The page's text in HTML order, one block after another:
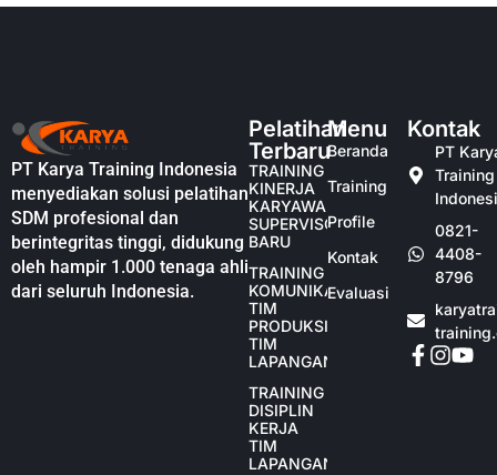
PT Karya Training Indonesia
menyediakan solusi pelatihan
SDM profesional dan
berintegritas tinggi, didukung
oleh hampir 1.000 tenaga ahli
dari seluruh Indonesia.
Pelatihan
Terbaru
TRAINING
KINERJA
KARYAWAN
SUPERVISOR
BARU
TRAINING
KOMUNIKASI
TIM
PRODUKSI
TIM
LAPANGAN
TRAINING
DISIPLIN
KERJA
TIM
LAPANGAN
Menu
Beranda
Training
Profile
Kontak
Evaluasi
Kontak
PT
Training
0821-
4408-
8796